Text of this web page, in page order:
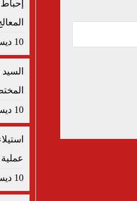
10 ديسمبر، 2025
10 ديسمبر، 2025
10 ديسمبر، 2025